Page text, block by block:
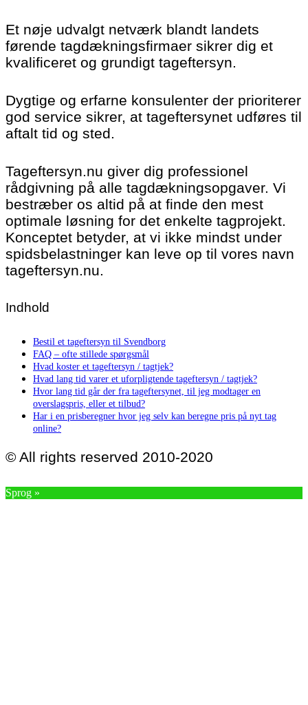
Et nøje udvalgt netværk blandt landets
førende tagdækningsfirmaer sikrer dig et
kvalificeret og grundigt tageftersyn.
Dygtige og erfarne konsulenter der prioriterer
god service sikrer, at tageftersynet udføres til
aftalt tid og sted.
Tageftersyn.nu giver dig professionel
rådgivning på alle tagdækningsopgaver. Vi
bestræber os altid på at finde den mest
optimale løsning for det enkelte tagprojekt.
Konceptet betyder, at vi ikke mindst under
spidsbelastninger kan leve op til vores navn
tageftersyn.nu.
Indhold
Bestil et tageftersyn til Svendborg
FAQ – ofte stillede spørgsmål
Hvad koster et tageftersyn / tagtjek?
Hvad lang tid varer et uforpligtende tageftersyn / tagtjek?
Hvor lang tid går der fra tageftersynet, til jeg modtager en
overslagspris, eller et tilbud?
Har i en prisberegner hvor jeg selv kan beregne pris på nyt tag
online?
© All rights reserved 2010-2020
Sprog »